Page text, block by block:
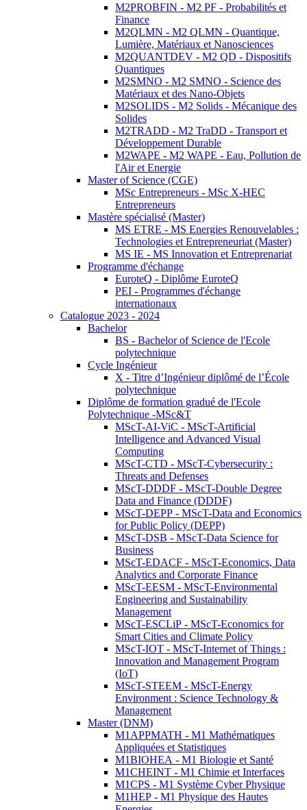
M2PROBFIN - M2 PF - Probabilités et
Finance
M2QLMN - M2 QLMN - Quantique,
Lumière, Matériaux et Nanosciences
M2QUANTDEV - M2 QD - Dispositifs
Quantiques
M2SMNO - M2 SMNO - Science des
Matériaux et des Nano-Objets
M2SOLIDS - M2 Solids - Mécanique des
Solides
M2TRADD - M2 TraDD - Transport et
Développement Durable
M2WAPE - M2 WAPE - Eau, Pollution de
l'Air et Energie
Master of Science (CGE)
MSc Entrepreneurs - MSc X-HEC
Entrepreneurs
Mastère spécialisé (Master)
MS ETRE - MS Energies Renouvelables :
Technologies et Entrepreneuriat (Master)
MS IE - MS Innovation et Entreprenariat
Programme d'échange
EuroteQ - Diplôme EuroteQ
PEI - Programmes d'échange
internationaux
Catalogue 2023 - 2024
Bachelor
BS - Bachelor of Science de l'Ecole
polytechnique
Cycle Ingénieur
X - Titre d’Ingénieur diplômé de l’École
polytechnique
Diplôme de formation gradué de l'Ecole
Polytechnique -MSc&T
MScT-AI-ViC - MScT-Artificial
Intelligence and Advanced Visual
Computing
MScT-CTD - MScT-Cybersecurity :
Threats and Defenses
MScT-DDDF - MScT-Double Degree
Data and Finance (DDDF)
MScT-DEPP - MScT-Data and Economics
for Public Policy (DEPP)
MScT-DSB - MScT-Data Science for
Business
MScT-EDACF - MScT-Economics, Data
Analytics and Corporate Finance
MScT-EESM - MScT-Environmental
Engineering and Sustainability
Management
MScT-ESCLiP - MScT-Economics for
Smart Cities and Climate Policy
MScT-IOT - MScT-Internet of Things :
Innovation and Management Program
(IoT)
MScT-STEEM - MScT-Energy
Environment : Science Technology &
Management
Master (DNM)
M1APPMATH - M1 Mathématiques
Appliquées et Statistiques
M1BIOHEA - M1 Biologie et Santé
M1CHEINT - M1 Chimie et Interfaces
M1CPS - M1 Système Cyber Physique
M1HEP - M1 Physique des Hautes